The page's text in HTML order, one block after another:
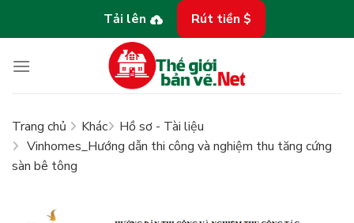
dung
Tải lên Rút tiền $
Trang chủ Khác
Hồ sơ - Tài liệu
Vinhomes_Hướng dẫn thi công và nghiệm thu tăng cứng
sàn bê tông